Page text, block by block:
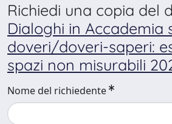
Richiedi una copia del
Dialoghi in Accademia
doveri/doveri-saperi:
spazi non misurabili
Nome del richiedente